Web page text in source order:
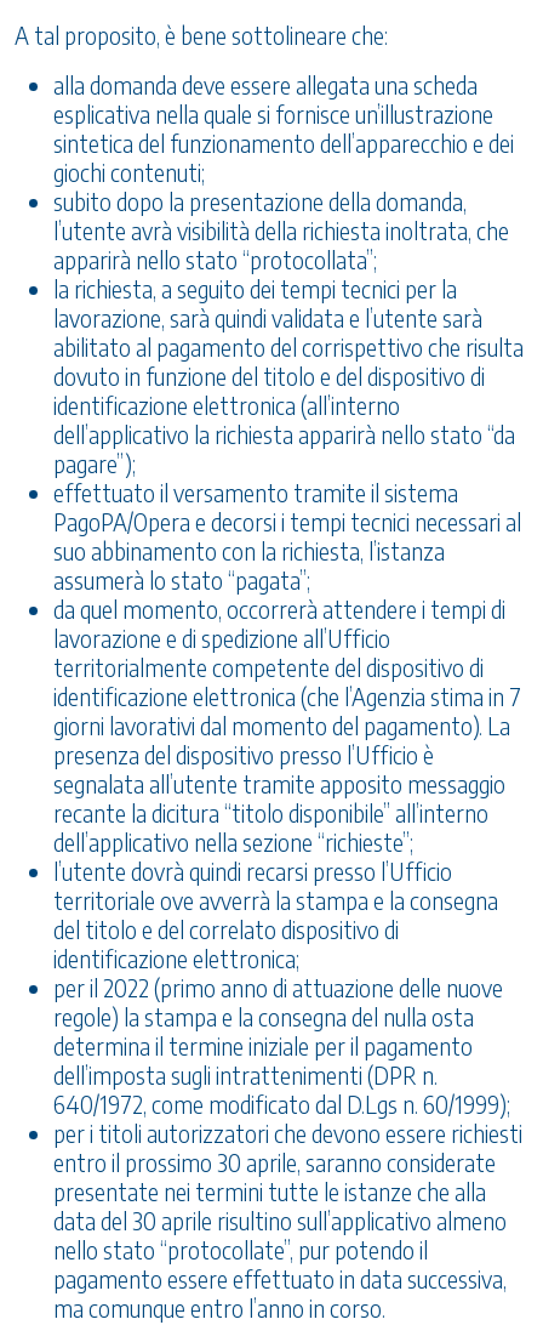
A tal proposito, è bene sottolineare che:
alla domanda deve essere allegata una scheda
esplicativa nella quale si fornisce un’illustrazione
sintetica del funzionamento dell’apparecchio e dei
giochi contenuti;
subito dopo la presentazione della domanda,
l’utente avrà visibilità della richiesta inoltrata, che
apparirà nello stato “protocollata”;
la richiesta, a seguito dei tempi tecnici per la
lavorazione, sarà quindi validata e l’utente sarà
abilitato al pagamento del corrispettivo che risulta
dovuto in funzione del titolo e del dispositivo di
identificazione elettronica (all’interno
dell’applicativo la richiesta apparirà nello stato “da
pagare”);
effettuato il versamento tramite il sistema
PagoPA/Opera e decorsi i tempi tecnici necessari al
suo abbinamento con la richiesta, l’istanza
assumerà lo stato “pagata”;
da quel momento, occorrerà attendere i tempi di
lavorazione e di spedizione all’Ufficio
territorialmente competente del dispositivo di
identificazione elettronica (che l’Agenzia stima in 7
giorni lavorativi dal momento del pagamento). La
presenza del dispositivo presso l’Ufficio è
segnalata all’utente tramite apposito messaggio
recante la dicitura “titolo disponibile” all’interno
dell’applicativo nella sezione “richieste”;
l’utente dovrà quindi recarsi presso l’Ufficio
territoriale ove avverrà la stampa e la consegna
del titolo e del correlato dispositivo di
identificazione elettronica;
per il 2022 (primo anno di attuazione delle nuove
regole) la stampa e la consegna del nulla osta
determina il termine iniziale per il pagamento
dell’imposta sugli intrattenimenti (DPR n.
640/1972, come modificato dal D.Lgs n. 60/1999);
per i titoli autorizzatori che devono essere richiesti
entro il prossimo 30 aprile, saranno considerate
presentate nei termini tutte le istanze che alla
data del 30 aprile risultino sull’applicativo almeno
nello stato “protocollate”, pur potendo il
pagamento essere effettuato in data successiva,
ma comunque entro l’anno in corso.